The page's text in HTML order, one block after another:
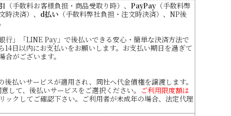
（手数料お客様負担・商品受取り時）、 PayPay （手数料弊
時決済）、 d払い （手数料弊社負担・注文時決済）、NP後
行」「LINE Pay」で後払いできる安心・簡単な決済方法で
14日以内にお支払いをお願いします。お支払い期日を過ぎて
がございます。
後払いサービスが適用され、同社へ代金債権を譲渡します。
意して、後払いサービスをご選択ください。 ご利用限度額は
ックしてご確認下さい。ご利用者が未成年の場合、法定代理